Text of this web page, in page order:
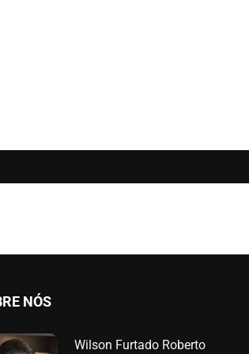
NÓS
Wilson Furtado Roberto